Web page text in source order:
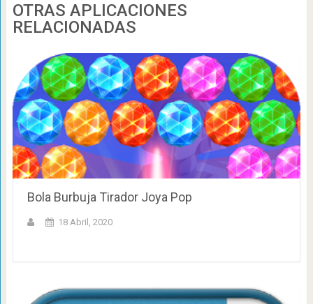
OTRAS APLICACIONES
RELACIONADAS
Bola Burbuja Tirador Joya Pop
18 Abril, 2020